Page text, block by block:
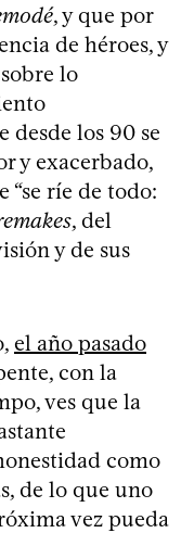
, y que por
de héroes, y
lo
desde los 90 se
y exacerbado,
“se ríe de todo:
, del
y de sus
el año pasado
con la
ves que la
como
de lo que uno
vez pueda